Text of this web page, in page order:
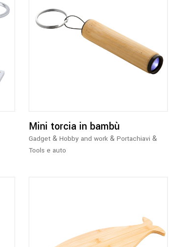
Mini torcia in bambù
Gadget &Hobby and work &Portachiavi &
Tools e auto